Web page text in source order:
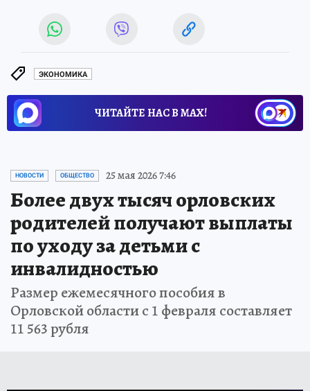
ЭКОНОМИКА
ЧИТАЙТЕ НАС В МАХ!
НОВОСТИ ОБЩЕСТВО 25 мая 2026 7:46
Более двух тысяч орловских
родителей получают выплаты
по уходу за детьми с
инвалидностью
Размер ежемесячного пособия в
Орловской области с 1 февраля составляет
11 563 рубля